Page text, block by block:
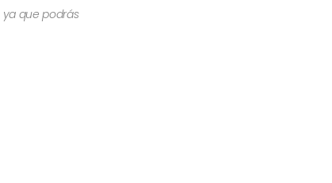
que podrás